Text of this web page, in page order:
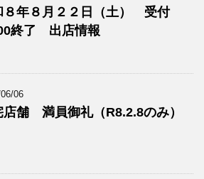
８年８月２２日（土） 受付
終了 出店情報
06
店舗 満員御礼（R8.2.8のみ）